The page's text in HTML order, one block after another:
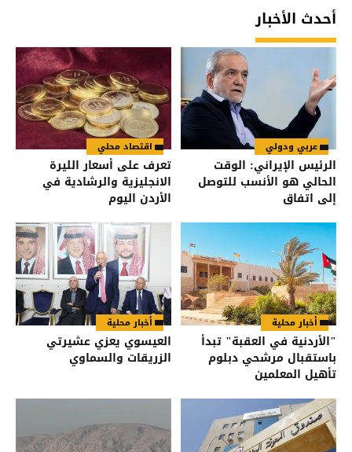
أحدث الأخبار
عربي ودولي
الرئيس الإيراني: الوقت
الحالي هو الأنسب للتوصل
إلى اتفاق
اقتصاد محلي
تعرف على أسعار الليرة
الانجليزية والرشادية في
الأردن اليوم
أخبار محلية
"الأردنية في العقبة" تبدأ
باستقبال مرشحي دبلوم
تأهيل المعلمين
أخبار محلية
العيسوي يعزي عشيرتي
الزريقات والسماوي